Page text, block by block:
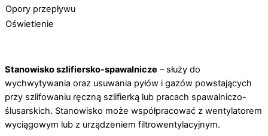
Opory przepływu
Oświetlenie
Stanowisko szlifiersko-spawalnicze – służy do
wychwytywania oraz usuwania pyłów i gazów powstających
przy szlifowaniu ręczną szlifierką lub pracach spawalniczo-
ślusarskich. Stanowisko może współpracować z wentylatorem
wyciągowym lub z urządzeniem filtrowentylacyjnym.